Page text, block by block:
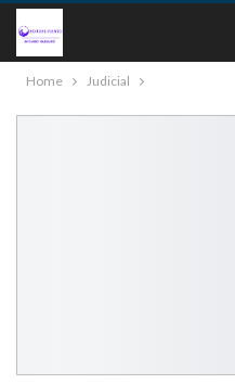
Home Judicial